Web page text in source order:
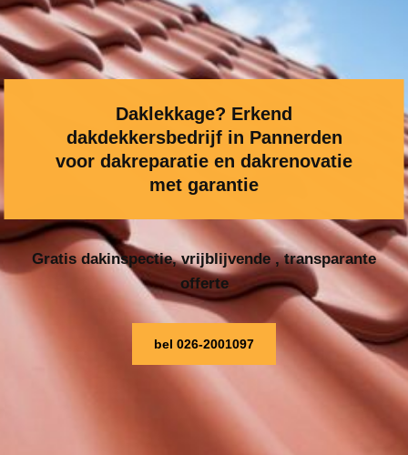
Daklekkage? Erkend
dakdekkersbedrijf in Pannerden
voor dakreparatie en dakrenovatie
met garantie
Gratis dakinspectie, vrijblijvende , transparante
offerte
bel 026-2001097